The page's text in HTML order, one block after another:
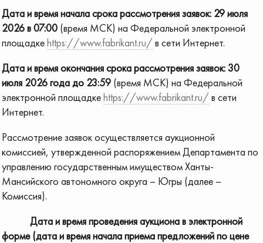
Дата и время начала срока рассмотрения заявок: 29 июля
2026 в 07:00 (время МСК) на Федеральной электронной
площадкеhttps://www.fabrikant.ru/ в сети Интернет.
Дата и время окончания срока рассмотрения заявок:30
июля 2026 года до 23:59 (время МСК) на Федеральной
электронной площадкеhttps://www.fabrikant.ru/ в сети
Интернет.
Рассмотрение заявок осуществляется аукционной
комиссией, утвержденной распоряжением Департамента по
управлению государственным имуществом Ханты-
Мансийского автономного округа – Югры (далее –
Комиссия).
Дата и время проведения аукциона в электронной
форме (дата и время начала приема предложений по цене